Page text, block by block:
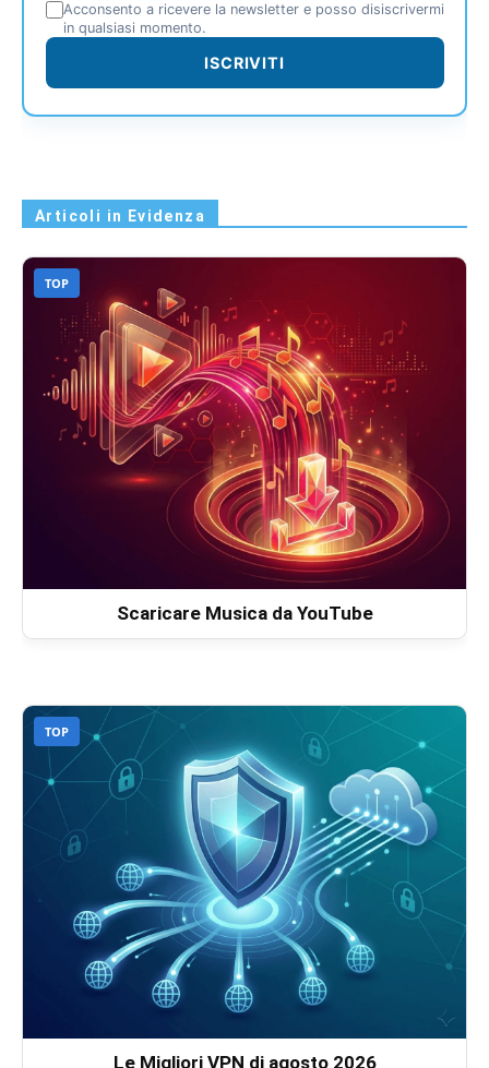
Acconsento a ricevere la newsletter e posso disiscrivermi
in qualsiasi momento.
ISCRIVITI
Articoli in Evidenza
TOP
Scaricare Musica da YouTube
TOP
Le Migliori VPN di agosto 2026